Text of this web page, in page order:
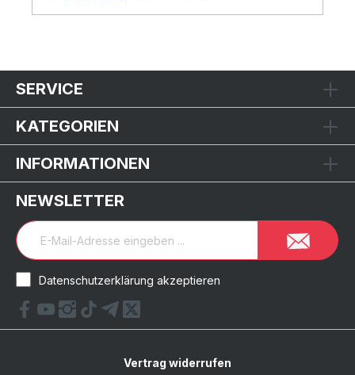
SERVICE
KATEGORIEN
INFORMATIONEN
NEWSLETTER
Datenschutzerklärung akzeptieren
Vertrag widerrufen